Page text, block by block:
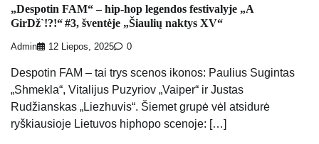
„Despotin FAM“ – hip-hop legendos festivalyje „A
GirDž`!?!“ #3, šventėje „Šiaulių naktys XV“
Admin 12 Liepos, 2025 0
Despotin FAM – tai trys scenos ikonos: Paulius Sugintas
„Shmekla“, Vitalijus Puzyriov „Vaiper“ ir Justas
Rudžianskas „Liezhuvis“. Šiemet grupė vėl atsidurė
ryškiausioje Lietuvos hiphopo scenoje: […]